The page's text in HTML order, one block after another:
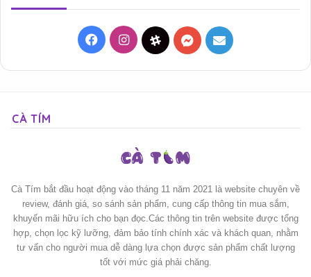
FacebookInstagramThreadsMessenger
Mail
CÀ TÍM
Cà Tím bắt đầu hoạt động vào tháng 11 năm 2021 là website chuyên về
review, đánh giá, so sánh sản phẩm, cung cấp thông tin mua sắm,
khuyến mãi hữu ích cho bạn đọc.Các thông tin trên website được tổng
hợp, chọn lọc kỹ lưỡng, đảm bảo tính chính xác và khách quan, nhằm
tư vấn cho người mua dễ dàng lựa chọn được sản phẩm chất lượng
tốt với mức giá phải chăng.